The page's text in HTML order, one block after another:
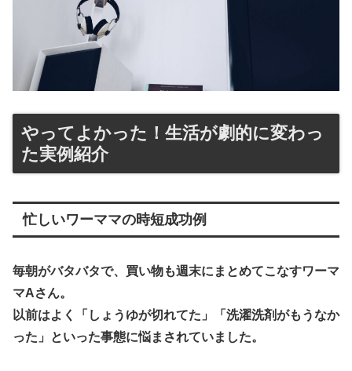
やってよかった！生活が劇的に変わっ
た実例紹介
忙しいワーママの時短成功例
毎朝がバタバタで、買い物も週末にまとめてこなすワーマ
マAさん。
以前はよく「しょうゆが切れてた」「洗濯洗剤がもうなか
った」といった事態に悩まされていました。